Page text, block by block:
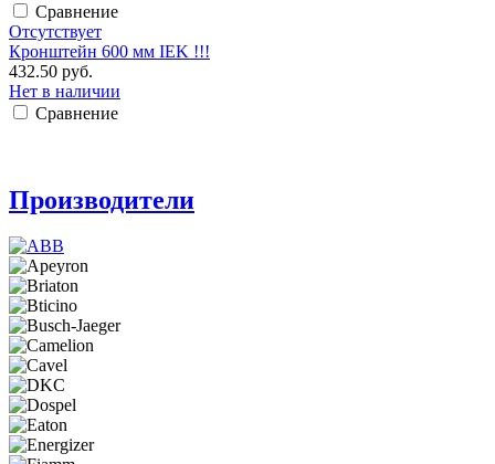
Сравнение
Отсутствует
Кронштейн 600 мм IEK !!!
432.50 руб.
Нет в наличии
Сравнение
Производители